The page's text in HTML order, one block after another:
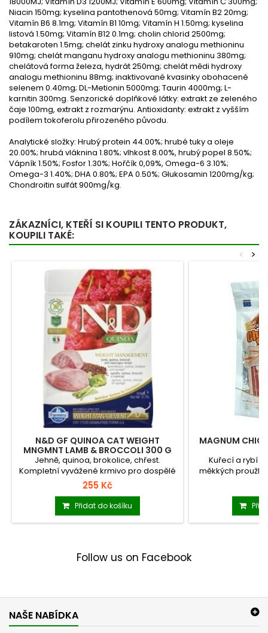
Niacin 150mg; kyselina pantothenová 50mg; Vitamín B2 20mg;
Vitamín B6 8.1mg; Vitamín B1 10mg; Vitamín H 1.50mg; kyselina
listová 1.50mg; Vitamín B12 0.1mg; cholin chlorid 2500mg;
betakaroten 1.5mg; chelát zinku hydroxy analogu methioninu
910mg; chelát manganu hydroxy analogu methioninu 380mg;
chelátová forma železa, hydrát 250mg; chelát mědi hydroxy
analogu methioninu 88mg; inaktivované kvasinky obohacené
selenem 0.40mg; DL-Metionin 5000mg; Taurin 4000mg; L-
karnitin 300mg. Senzorické doplňkové látky: extrakt ze zeleného
čaje 100mg, extrakt z rozmarýnu. Antioxidanty: extrakt z vyšším
podílem tokoferolu přirozeného původu.
Analytické složky: Hrubý protein 44.00%; hrubé tuky a oleje
20.00%; hrubá vláknina 1.80%; vlhkost 8.00%, hrubý popel 8.50%;
Vápník 1.50%; Fosfor 1.30%; Hořčík 0,09%, Omega-6 3.10%;
Omega-3 1.40%; DHA 0.80%; EPA 0.50%; Glukosamin 1200mg/kg;
Chondroitin sulfát 900mg/kg.
ZÁKAZNÍCI, KTEŘÍ SI KOUPILI TENTO PRODUKT,
KOUPILI TAKÉ:
>
<
N&D GF QUINOA CAT WEIGHT
MNGMNT LAMB & BROCCOLI 300 G
Jehně, quinoa, brokolice, chřest.
Kompletní vyvážené krmivo pro dospělé
kočky.
255 Kč
Přidat do košíku
MAGNUM
Kuřecí a rybí
měkkých
Follow us on Facebook
NAŠE NABÍDKA